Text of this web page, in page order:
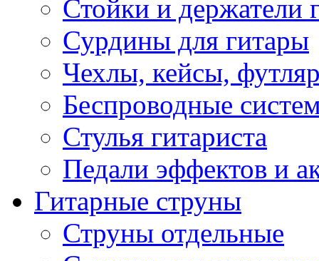
Стойки и держатели
Сурдины для гитары
Чехлы, кейсы,
Беспроводные
Стулья гитариста
Педали эффектов и
Гитарные струны
Струны отдельные